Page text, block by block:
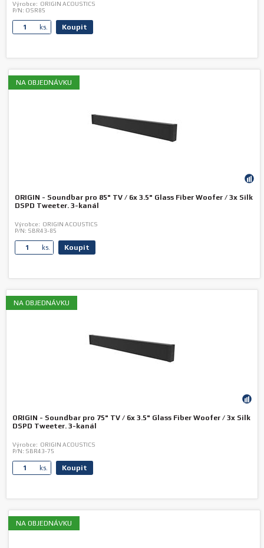
Výrobce: ORIGIN ACOUSTICS
P/N: OSR85
ks. Koupit
NA OBJEDNÁVKU
ORIGIN - Soundbar pro 85" TV / 6x 3.5" Glass Fiber Woofer / 3x Silk
DSPD Tweeter. 3-kanál
Výrobce: ORIGIN ACOUSTICS
P/N: SBR43-85
ks. Koupit
NA OBJEDNÁVKU
ORIGIN - Soundbar pro 75" TV / 6x 3.5" Glass Fiber Woofer / 3x Silk
DSPD Tweeter. 3-kanál
Výrobce: ORIGIN ACOUSTICS
P/N: SBR43-75
ks. Koupit
NA OBJEDNÁVKU